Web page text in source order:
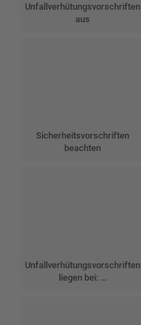
Unfallverhütungsvorschriften
aus
Sicherheitsvorschriften
beachten
Unfallverhütungsvorschriften
liegen bei: …